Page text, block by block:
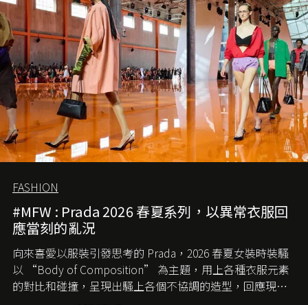
FASHION
#MFW : Prada 2026 春夏系列，以異常衣服回
應當刻的亂況
向來喜愛以服裝引發思考的 Prada，2026 春夏女裝時裝騷
以 “Body of Composition” 為主題，用上各種衣服元素
的對比和碰撞，呈現出騷上各個不協調的造型，回應現今